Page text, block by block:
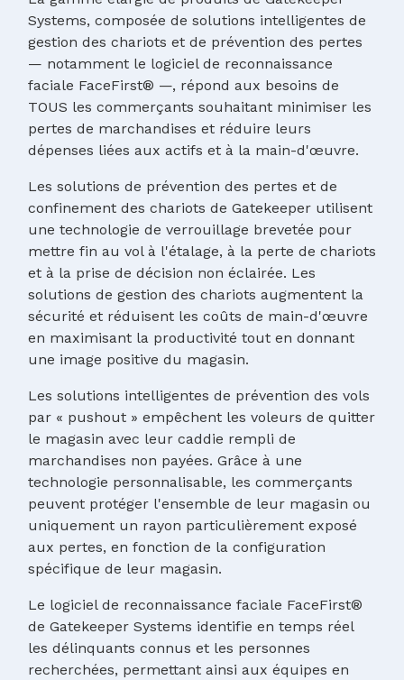
Systems, composée de solutions intelligentes de
gestion des chariots et de prévention des pertes
— notamment le logiciel de reconnaissance
faciale FaceFirst® —, répond aux besoins de
TOUS les commerçants souhaitant minimiser les
pertes de marchandises et réduire leurs
dépenses liées aux actifs et à la main-d'œuvre.
Les solutions de prévention des pertes et de
confinement des chariots de Gatekeeper utilisent
une technologie de verrouillage brevetée pour
mettre fin au vol à l'étalage, à la perte de chariots
et à la prise de décision non éclairée. Les
solutions de gestion des chariots augmentent la
sécurité et réduisent les coûts de main-d'œuvre
en maximisant la productivité tout en donnant
une image positive du magasin.
Les solutions intelligentes de prévention des vols
par « pushout » empêchent les voleurs de quitter
le magasin avec leur caddie rempli de
marchandises non payées. Grâce à une
technologie personnalisable, les commerçants
peuvent protéger l'ensemble de leur magasin ou
uniquement un rayon particulièrement exposé
aux pertes, en fonction de la configuration
spécifique de leur magasin.
Le logiciel de reconnaissance faciale FaceFirst®
de Gatekeeper Systems identifie en temps réel
les délinquants connus et les personnes
recherchées, permettant ainsi aux équipes en